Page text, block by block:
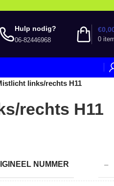
Hulp nodig?
06-82446968 0
€
links/rechts H11
rechts H11
NUMMER –